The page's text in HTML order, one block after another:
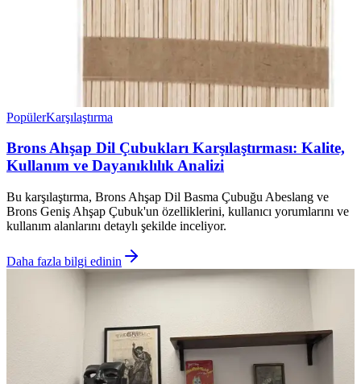
PopülerKarşılaştırma
Brons Ahşap Dil Çubukları Karşılaştırması: Kalite,
Kullanım ve Dayanıklılık Analizi
Bu karşılaştırma, Brons Ahşap Dil Basma Çubuğu Abeslang ve
Brons Geniş Ahşap Çubuk'un özelliklerini, kullanıcı yorumlarını ve
kullanım alanlarını detaylı şekilde inceliyor.
Daha fazla bilgi edinin